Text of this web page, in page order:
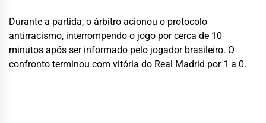
Durante a partida, o árbitro acionou o protocolo
antirracismo, interrompendo o jogo por cerca de 10
minutos após ser informado pelo jogador brasileiro. O
confronto terminou com vitória do Real Madrid por 1 a 0.